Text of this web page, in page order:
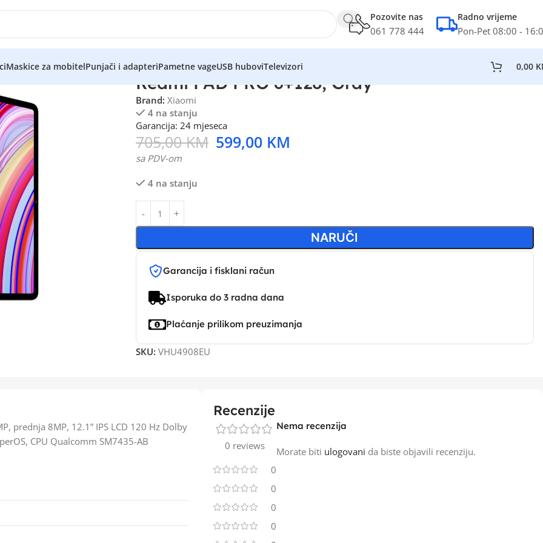
Pozovite nas
061 778 444
Radno vrijeme
Pon-Pet 08:00 -
Maskice za mobitelPunjači i adapteriPametne vageUSB huboviTelevizori 0,00
Redmi PAD PRO 6+128, Gray
Brand: Xiaomi
4 na stanju
Garancija: 24 mjeseca
705,00KM 599,00 KM
sa PDV-om
4 na stanju
NARUČI
Garancija i fisklani račun
Isporuka do 3 radna dana
Plaćanje prilikom preuzimanja
SKU: VHU4908EU
prednja 8MP, 12.1” IPS LCD 120 Hz Dolby
CPU Qualcomm SM7435-AB
Recenzije
0 reviews
0
0
0
0
Nema recenzija
Morate biti ulogovani da biste objavili recenziju.